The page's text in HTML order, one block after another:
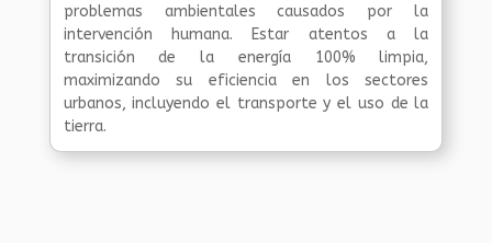
problemas ambientales causados por la
intervención humana. Estar atentos a la
transición de la energía 100% limpia,
maximizando su eficiencia en los sectores
urbanos, incluyendo el transporte y el uso de la
tierra.